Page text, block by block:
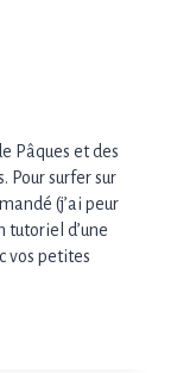
Pâques et des
Pour surfer sur
(j’ai peur
tutoriel d’une
vos petites